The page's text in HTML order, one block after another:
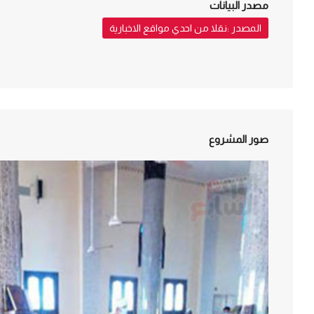
مصدر البيانات
المصدر :نقلا من احدي مواقع الاخبارية
صور المشروع